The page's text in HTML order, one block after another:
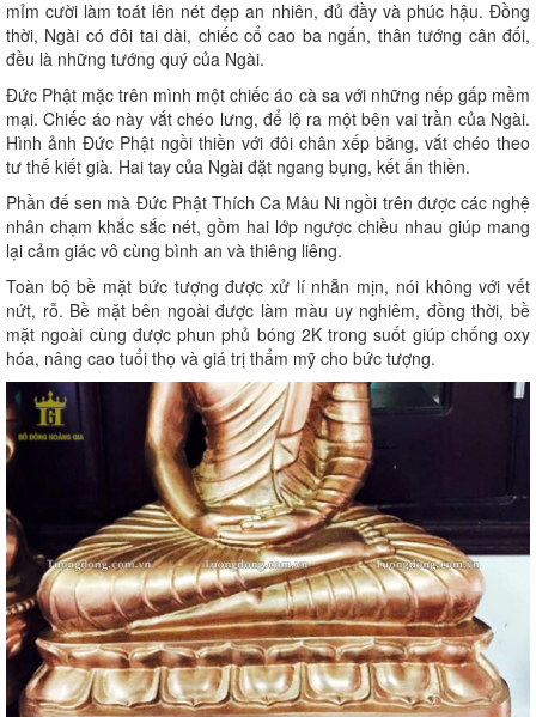
mỉm cười làm toát lên nét đẹp an nhiên, đủ đầy và phúc hậu. Đồng
thời, Ngài có đôi tai dài, chiếc cổ cao ba ngấn, thân tướng cân đối,
đều là những tướng quý của Ngài.
Đức Phật mặc trên mình một chiếc áo cà sa với những nếp gấp mềm
mại. Chiếc áo này vắt chéo lưng, để lộ ra một bên vai trần của Ngài.
Hình ảnh Đức Phật ngồi thiền với đôi chân xếp bằng, vắt chéo theo
tư thế kiết già. Hai tay của Ngài đặt ngang bụng, kết ấn thiền.
Phần đế sen mà Đức Phật Thích Ca Mâu Ni ngồi trên được các nghệ
nhân chạm khắc sắc nét, gồm hai lớp ngược chiều nhau giúp mang
lại cảm giác vô cùng bình an và thiêng liêng.
Toàn bộ bề mặt bức tượng được xử lí nhẵn mịn, nói không với vết
nứt, rỗ. Bề mặt bên ngoài được làm màu uy nghiêm, đồng thời, bề
mặt ngoài cùng được phun phủ bóng 2K trong suốt giúp chống oxy
hóa, nâng cao tuổi thọ và giá trị thẩm mỹ cho bức tượng.